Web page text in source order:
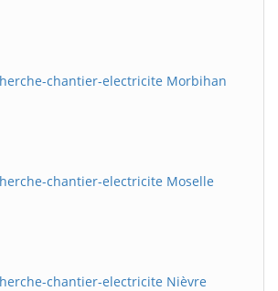
chantier-electricite Morbihan
chantier-electricite Moselle
chantier-electricite Nièvre